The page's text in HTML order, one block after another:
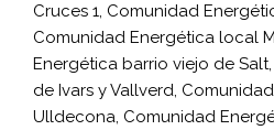
Cruces 1, Comunidad
Comunidad Energética local
Energética barrio viejo de
de Ivars y Vallverd,
Ulldecona, Comunidad